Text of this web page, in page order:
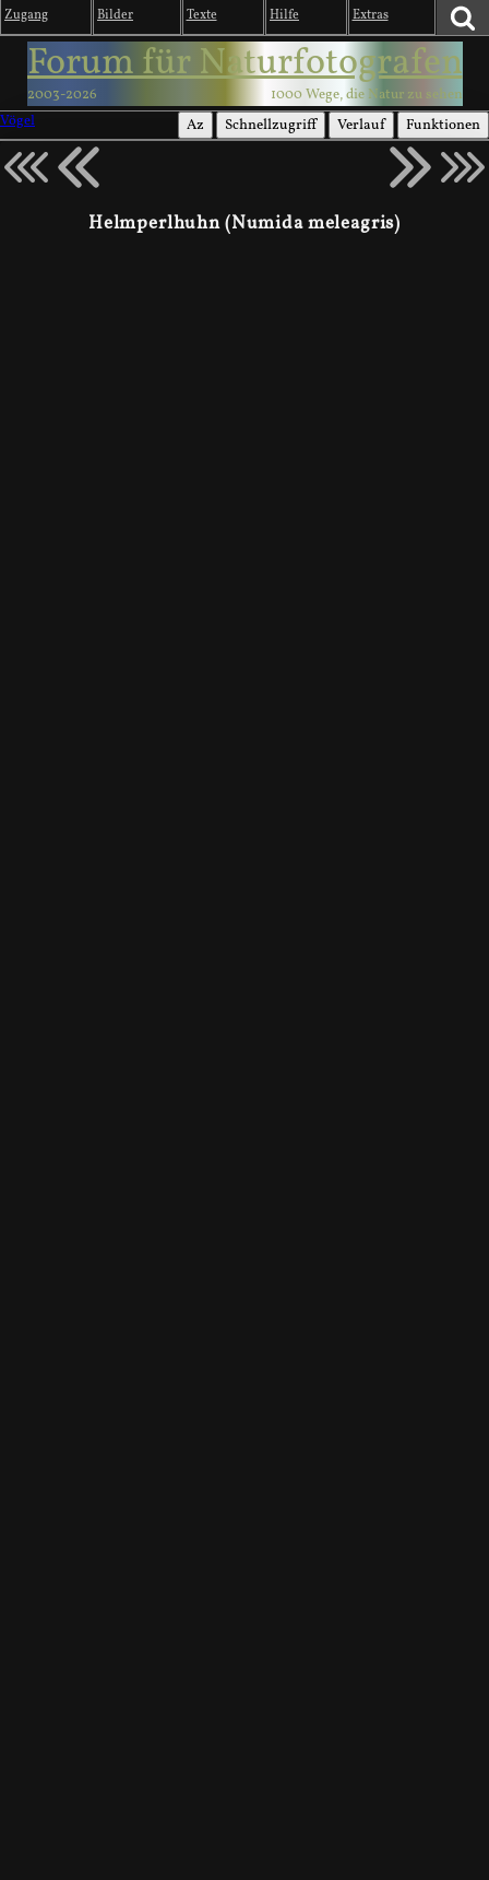
Zugang Bilder Texte Hilfe Extras
Forum für Naturfotografen
2003-2026
1000 Wege, die Natur zu sehen
Vögel
Az Schnellzugriff Verlauf Funktionen
Helmperlhuhn (Numida meleagris)